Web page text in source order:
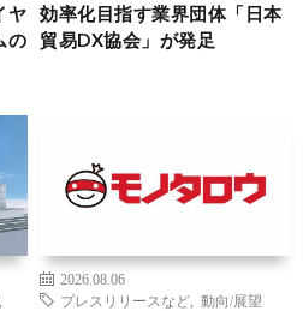
ヤ
の
効率化目指す業界団体「日本
貿易DX協会」が発足
2026.08.06
プレスリリースなど
動向/展望